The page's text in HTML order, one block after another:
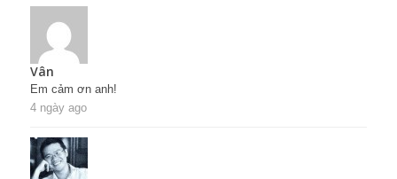
Vân
Em cảm ơn anh!
4 ngày ago